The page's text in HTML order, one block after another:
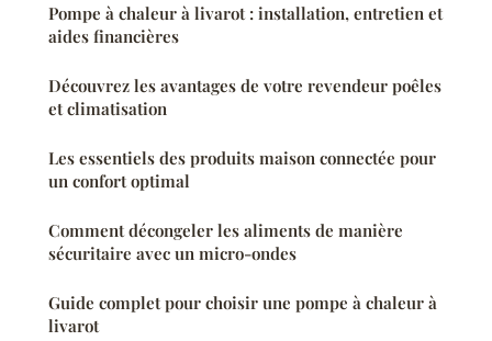
Pompe à chaleur à livarot : installation, entretien et
aides financières
Découvrez les avantages de votre revendeur poêles
et climatisation
Les essentiels des produits maison connectée pour
un confort optimal
Comment décongeler les aliments de manière
sécuritaire avec un micro-ondes
Guide complet pour choisir une pompe à chaleur à
livarot